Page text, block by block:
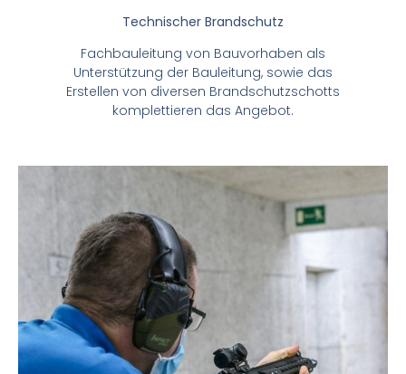
Technischer Brandschutz
Fachbauleitung von Bauvorhaben als
Unterstützung der Bauleitung, sowie das
Erstellen von diversen Brandschutzschotts
komplettieren das Angebot.